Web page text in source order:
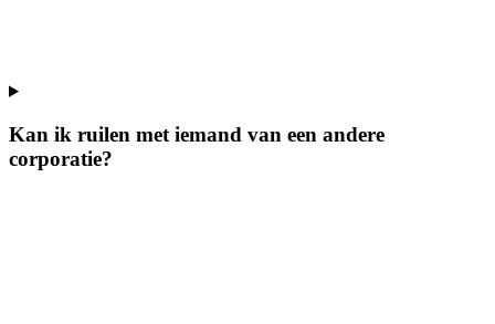
Kan ik ruilen met iemand van een andere
corporatie?